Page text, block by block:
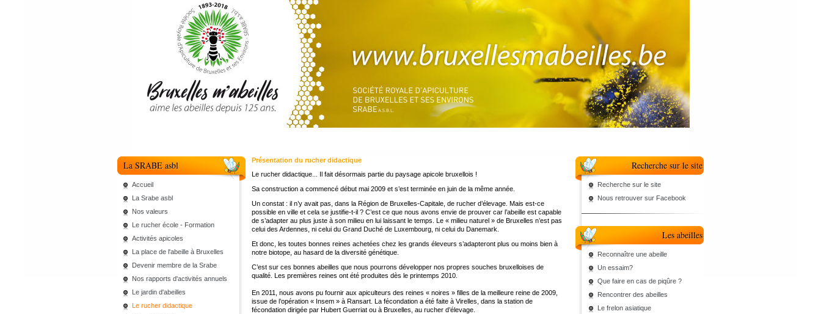
La SRABE asbl
Accueil
La Srabe asbl
Nos valeurs
Le rucher école - Formation
Activités apicoles
La place de l'abeille à Bruxelles
Devenir membre de la Srabe
Nos rapports d'activités annuels
Le jardin d'abeilles
Le rucher didactique
Présentation du rucher didactique
Le rucher didactique... Il fait désormais partie du paysage apicole bruxellois !
Sa construction a commencé début mai 2009 et s’est terminée en juin de la même année.
Un constat : il n’y avait pas, dans la Région de Bruxelles-Capitale, de rucher d’élevage. Mais est-ce
possible en ville et cela se justifie-t-il ? C’est ce que nous avons envie de prouver car l’abeille est capable
de s’adapter au plus juste à son milieu en lui laissant le temps. Le « milieu naturel » de Bruxelles n’est pas
celui des Ardennes, ni celui du Grand Duché de Luxembourg, ni celui du Danemark.
Et donc, les toutes bonnes reines achetées chez les grands éleveurs s’adapteront plus ou moins bien à
notre biotope, au hasard de la diversité génétique.
C’est sur ces bonnes abeilles que nous pourrons développer nos propres souches bruxelloises de
qualité. Les premières reines ont été produites dès le printemps 2010.
En 2011, nous avons pu fournir aux apiculteurs des reines « noires » filles de la meilleure reine de 2009,
issue de l’opération « Insem » à Ransart. La fécondation a été faite à Virelles, dans la station de
fécondation dirigée par Hubert Guerriat ou à Bruxelles, au rucher d’élevage.
Recherche sur le site
Recherche sur le site
Nous retrouver sur Facebook
Les abeilles
Reconnaître une abeille
Un essaim?
Que faire en cas de piqûre ?
Rencontrer des abeilles
Le frelon asiatique